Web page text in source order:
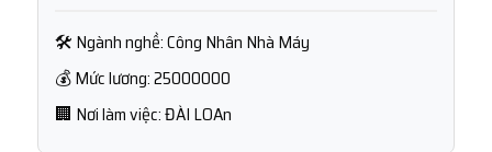
🛠 Ngành nghề: Công Nhân Nhà Máy
💰 Mức lương: 25000000
🏢 Nơi làm việc: ĐÀI LOAn